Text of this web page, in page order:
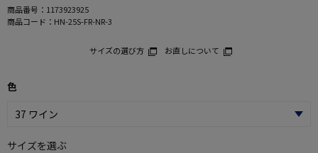
商品番号： 1173923925
商品コード： HN-25S-FR-NR-3
サイズの選び方 お直しについて
色
サイズを選ぶ